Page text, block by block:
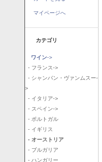
マイページへ
カテゴリ
ワイン->
- フランス->
- シャンパン・ヴァンムスー-
>
- イタリア->
- スペイン->
- ポルトガル
- イギリス
- オーストリア
- ブルガリア
- ハンガリー